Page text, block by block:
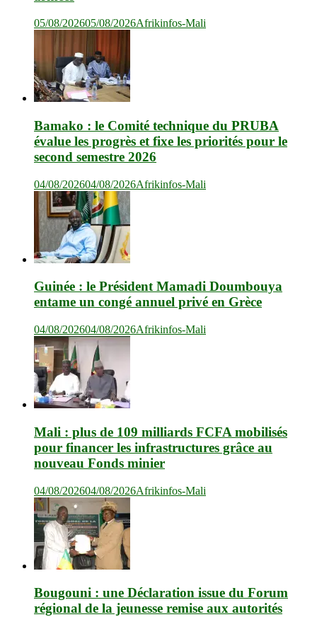
05/08/202605/08/2026Afrikinfos-Mali
Bamako : le Comité technique du PRUBA
évalue les progrès et fixe les priorités pour le
second semestre 2026
04/08/202604/08/2026Afrikinfos-Mali
Guinée : le Président Mamadi Doumbouya
entame un congé annuel privé en Grèce
04/08/202604/08/2026Afrikinfos-Mali
Mali : plus de 109 milliards FCFA mobilisés
pour financer les infrastructures grâce au
nouveau Fonds minier
04/08/202604/08/2026Afrikinfos-Mali
Bougouni : une Déclaration issue du Forum
régional de la jeunesse remise aux autorités